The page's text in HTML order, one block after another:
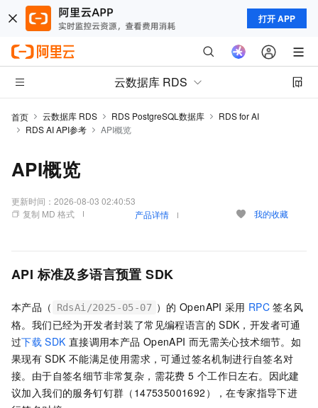
打开 APP
云数据库 RDS
首页 云数据库 RDS RDS PostgreSQL数据库
RDS for AI
RDS AI API参考
API概览
API概览
更新时间： 2026-08-03 02:40:53
复制 MD 格式
产品详情 我的收藏
API 标准及多语言预置 SDK
本产品（ RdsAi/2025-05-07 ）的 OpenAPI 采用 RPC 签名风
格。我们已经为开发者封装了常见编程语言的 SDK，开发者可通
过下载 SDK 直接调用本产品 OpenAPI 而无需关心技术细节。如
果现有 SDK 不能满足使用需求，可通过签名机制进行自签名对
接。由于自签名细节非常复杂，需花费 5 个工作日左右。因此建
议加入我们的服务钉钉群（147535001692），在专家指导下进